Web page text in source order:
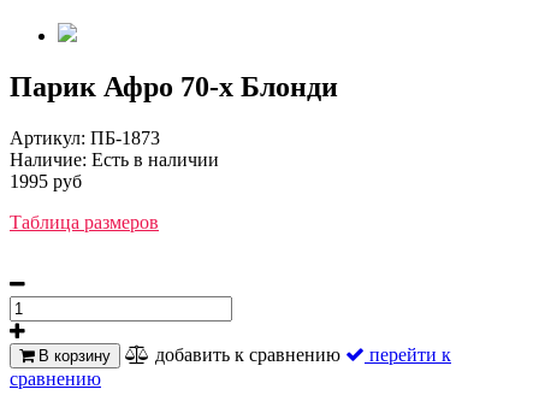
Парик Афро 70-х Блонди
Артикул: ПБ-1873
Наличие: Есть в наличии
1995 руб
Таблица размеров
В корзину добавить к сравнению
перейти к
сравнению